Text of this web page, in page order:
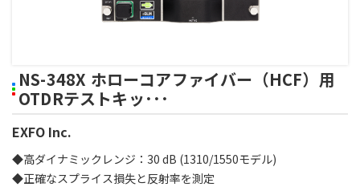
NS-348X ホローコアファイバー（HCF）用
OTDRテストキッ･･･
EXFO Inc.
◆高ダイナミックレンジ：30 dB (1310/1550モデル)
◆正確なスプライス損失と反射率を測定